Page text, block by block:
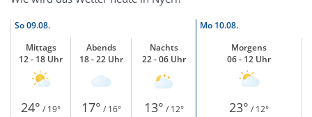
So09.08. Mo 10.08.
Mittags
12 - 18 Uhr
Abends
18 - 22 Uhr
Nachts
22 - 06 Uhr
Morgens
06 - 12 Uhr
24° / 19° 17° / 16° 13° / 12° 23° / 12°